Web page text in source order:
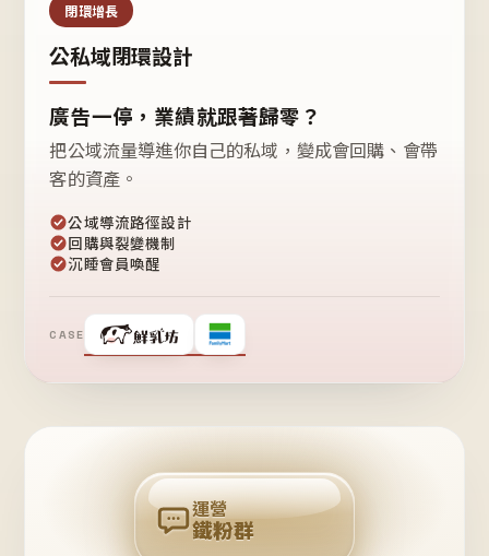
閉環增長
公私域閉環設計
廣告一停，業績就跟著歸零？
把公域流量導進你自己的私域，變成會回購、會帶
客的資產。
公域導流路徑設計
回購與裂變機制
沉睡會員喚醒
CASE
❤
粉
回
購
運營
鐵粉群